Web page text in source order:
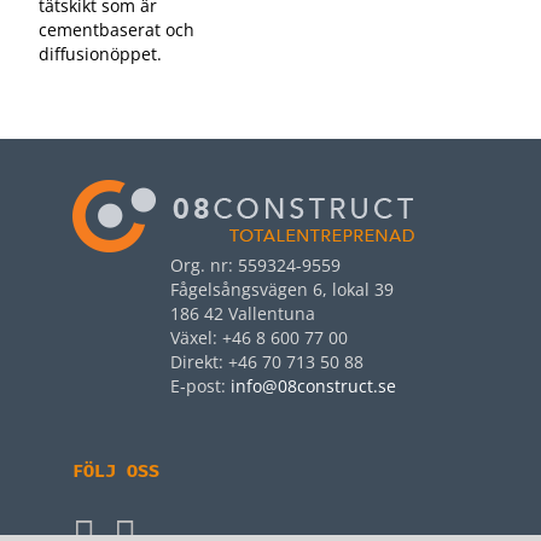
tätskikt som är
cementbaserat och
diffusionöppet.
Org. nr: 559324-9559
Fågelsångsvägen 6, lokal 39
186 42 Vallentuna
Växel: +46 8 600 77 00
Direkt: +46 70 713 50 88
E‑post: info@08construct.se
FÖLJ OSS